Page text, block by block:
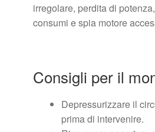
irregolare, perdita di
consumi e spia motore
Consigli per il
Depressurizzare il
prima di intervenire.